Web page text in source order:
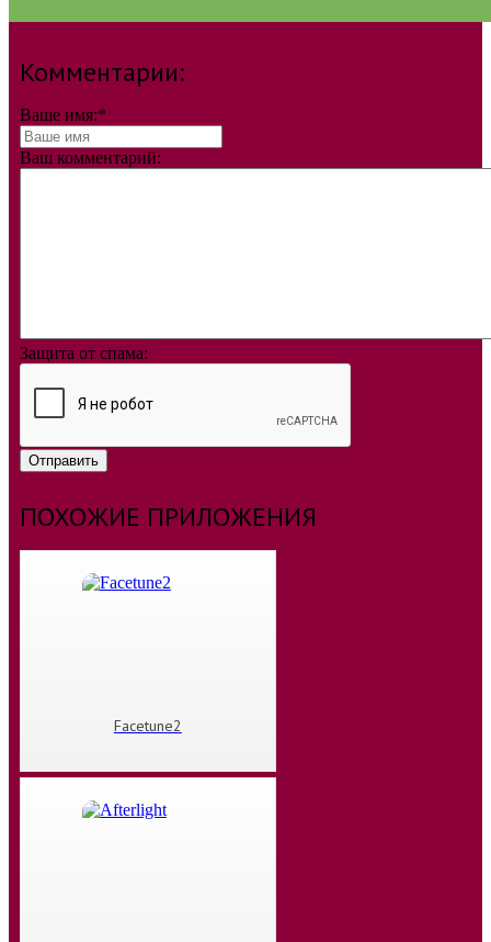
Комментарии:
Ваше имя:*
Ваш комментарий:
Защита от спама:
Отправить
ПОХОЖИЕ ПРИЛОЖЕНИЯ
Facetune2